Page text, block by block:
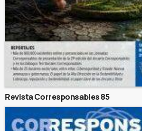
Revista Corresponsables 85